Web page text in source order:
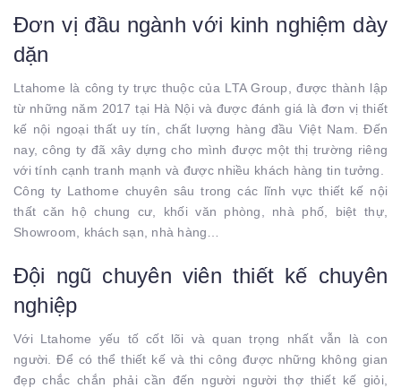
Đơn vị đầu ngành với kinh nghiệm dày
dặn
Ltahome là công ty trực thuộc của LTA Group, được thành lập
từ những năm 2017 tại Hà Nội và được đánh giá là đơn vị thiết
kế nội ngoại thất uy tín, chất lượng hàng đầu Việt Nam. Đến
nay, công ty đã xây dựng cho mình được một thị trường riêng
với tính cạnh tranh mạnh và được nhiều khách hàng tin tưởng.
Công ty Lathome chuyên sâu trong các lĩnh vực thiết kế nội
thất căn hộ chung cư, khối văn phòng, nhà phố, biệt thự,
Showroom, khách sạn, nhà hàng…
Đội ngũ chuyên viên thiết kế chuyên
nghiệp
Với Ltahome yếu tố cốt lõi và quan trọng nhất vẫn là con
người. Để có thể thiết kế và thi công được những không gian
đẹp chắc chắn phải cần đến người người thợ thiết kế giỏi,